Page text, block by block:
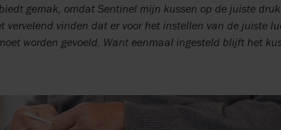
gemak, omdat Sentinel mijn kussen op de juiste
vervelend vinden dat er voor het instellen van de juiste
worden gevoeld. Want eenmaal ingesteld blijft het